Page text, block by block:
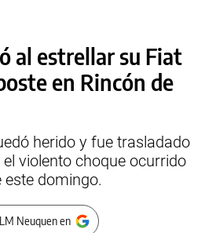
al estrellar su Fiat
en Rincón de
herido y fue trasladado
violento choque ocurrido
domingo.
Neuquen en